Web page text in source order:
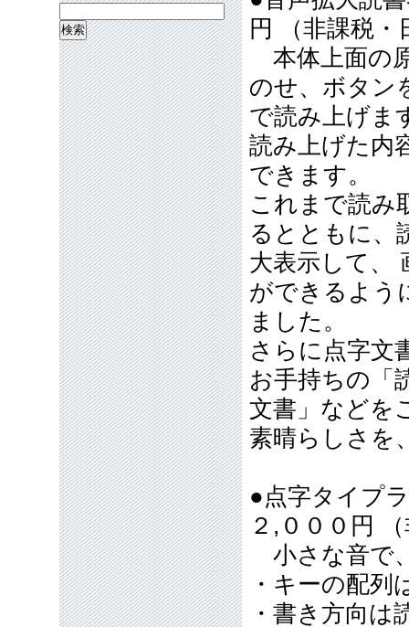
円 （非課税・
本体上面の
のせ、ボタン
で読み上げま
読み上げた内
できます。
これまで読み
るとともに、
大表示して、
ができるよう
ました。
さらに点字文
お手持ちの「
文書」などを
素晴らしさを
●点字タイプ
２,０００円
小さな音で
・キーの配列
・書き方向は
索: